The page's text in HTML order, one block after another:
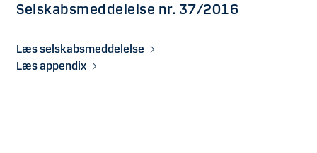
Selskabsmeddelelse nr. 37/2016
Læs selskabsmeddelelse
Læs appendix